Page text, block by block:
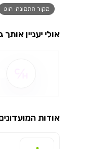
מקור התמונה: הוט
אולי יעניין אותך
אודות